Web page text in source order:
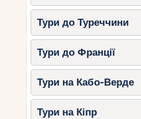
Тури до Туреччини
Тури до Франції
Тури на Кабо-Верде
Тури на Кіпр